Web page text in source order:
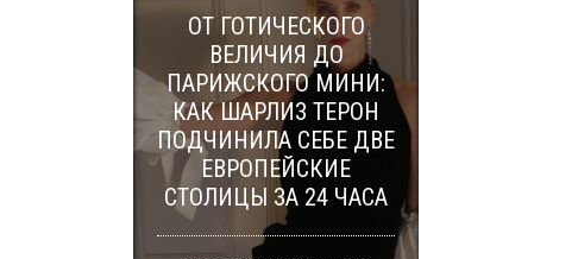
ОТ ГОТИЧЕСКОГО
ВЕЛИЧИЯ ДО
ПАРИЖСКОГО МИНИ:
КАК ШАРЛИЗ ТЕРОН
ПОДЧИНИЛА СЕБЕ ДВЕ
ЕВРОПЕЙСКИЕ
СТОЛИЦЫ ЗА 24 ЧАСА